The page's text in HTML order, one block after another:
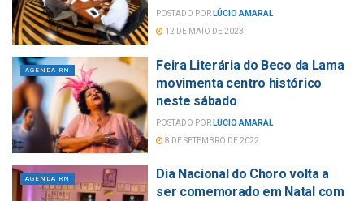
POSTADO POR LÚCIO AMARAL
12 DE MAIO DE 2023
AGENDA RN
Feira Literária do Beco da Lama
movimenta centro histórico
neste sábado
POSTADO POR LÚCIO AMARAL
8 DE SETEMBRO DE 2022
AGENDA RN
Dia Nacional do Choro volta a
ser comemorado em Natal com